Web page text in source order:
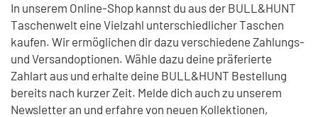
In unserem Online-Shop kannst du aus der BULL&HUNT
Taschenwelt eine Vielzahl unterschiedlicher Taschen
kaufen. Wir ermöglichen dir dazu verschiedene Zahlungs-
und Versandoptionen. Wähle dazu deine präferierte
Zahlart aus und erhalte deine BULL&HUNT Bestellung
bereits nach kurzer Zeit. Melde dich auch zu unserem
Newsletter an und erfahre von neuen Kollektionen,